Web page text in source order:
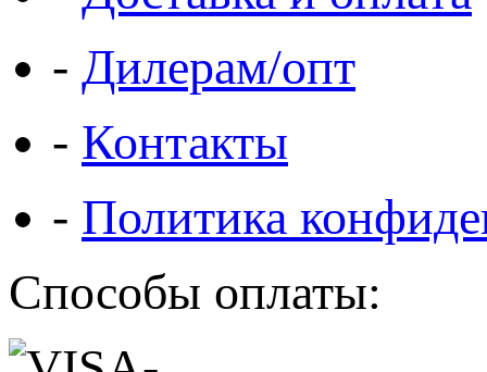
- Дилерам/опт
- Контакты
- Политика
Способы оплаты: